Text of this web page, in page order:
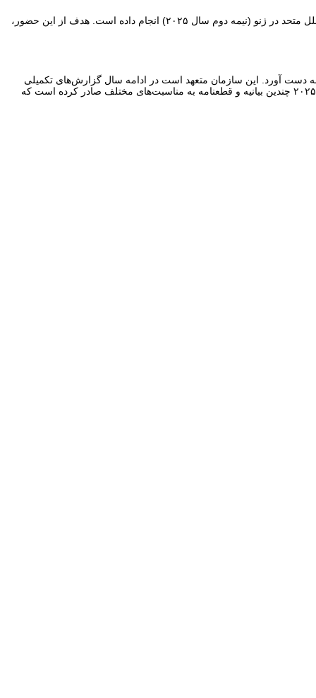
جمعیت حقوق بشر آذربایجان – ارک در ادامه فعالیت‌های بین‌المللی خود، برنامه‌ریزی دقیق برای مشارکت در شصتمین اجلاس شورای حقوق بشر سازمان ملل متحد در ژنو (نیمه دوم سال ۲۰۲۵) انجام داده است. هدف از این حضور،
بین‌المللی به دست آورد. این سازمان متعهد است در ادامه سال گزارش‌های تکمیلی
درباره موارد نقض حقوق بشر در آذربایجان ایران را به نهادهای بین‌المللی ارائه کرده و پیگیری پرونده‌های باز را ادامه دهد. در همین راستا، جمعیت طی سال ۲۰۲۵ چندین بیانیه و قطعنامه به مناسبت‌های مختلف صادر کرده است که